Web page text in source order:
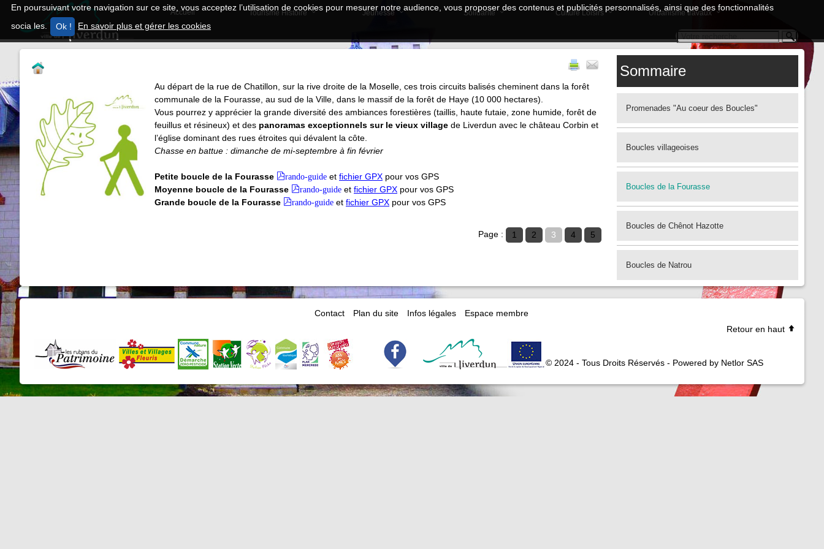
En poursuivant votre navigation sur ce site, vous acceptez l’utilisation de cookies pour mesurer notre audience, vous proposer des contenus et publicités personnalisés, ainsi que des fonctionnalités
socia les.
En savoir plus et gérer les cookies
Accueil Tourisme Histoire Jeunesse Solidarité Culture Loisirs Urbanisme travaux
Au départ de la rue de Chatillon, sur la rive droite de la Moselle, ces trois circuits balisés cheminent dans la forêt
communale de la Fourasse, au sud de la Ville, dans le massif de la forêt de Haye (10 000 hectares).
Vous pourrez y apprécier la grande diversité des ambiances forestières (taillis, haute futaie, zone humide, forêt de
feuillus et résineux) et des panoramas exceptionnels sur le vieux village de Liverdun avec le château Corbin et
l’église dominant des rues étroites qui dévalent la côte.
Chasse en battue : dimanche de mi-septembre à fin février
Petite boucle de la Fourasse rando-guide et fichier GPX pour vos GPS
Moyenne boucle de la Fourasse
rando-guide et fichier GPX pour vos GPS
Grande boucle de la Fourasse
rando-guide et fichier GPX pour vos GPS
Page : 1 2 3 4 5
Sommaire
Promenades "Au coeur des Boucles"
Boucles villageoises
Boucles de la Fourasse
Boucles de Chênot Hazotte
Boucles de Natrou
Contact Plan du site Infos légales
Espace membre
Retour en haut
© 2024 - Tous Droits Réservés - Powered by Netlor SAS